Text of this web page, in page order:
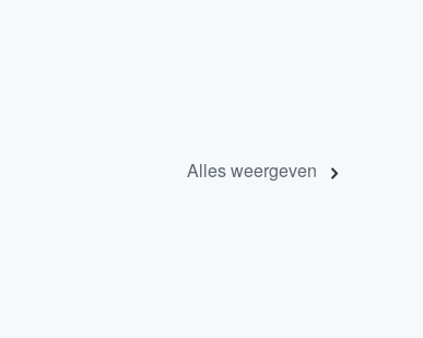
Alles weergeven